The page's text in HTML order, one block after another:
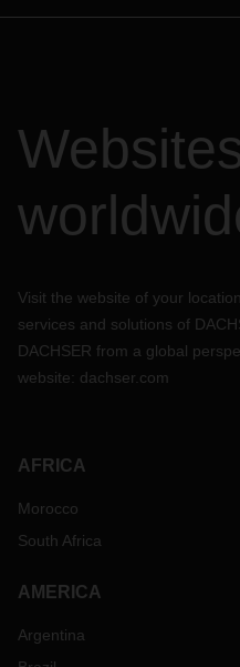
Visit the website of your
services and solutions of
DACHSER from a global
website: dachser.com
AFRICA
Morocco
South Africa
AMERICA
Argentina